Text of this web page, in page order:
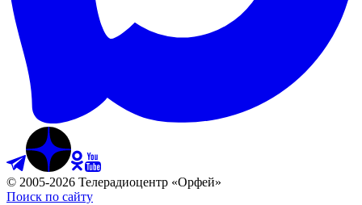
© 2005-2026 Телерадиоцентр «Орфей»
Поиск по сайту